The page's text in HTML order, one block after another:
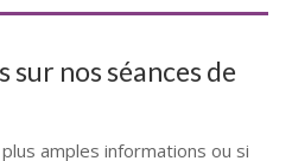
sur nos séances de
amples informations ou si